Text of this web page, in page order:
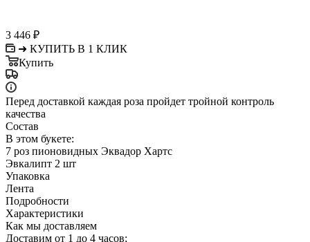
3 446 ₽
➜ КУПИТЬ В 1 КЛИК
Купить
Перед доставкой каждая роза пройдет тройной контроль
качества
Состав
В этом букете:
7 роз пионовидных Эквадор Хартс
Эвкалипт 2 шт
Упаковка
Лента
Подробности
Характеристики
Как мы доставляем
Доставим от 1 до 4 часов;